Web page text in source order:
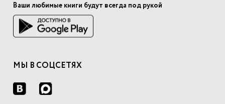
Ваши любимые книги будут всегда под рукой
МЫ В СОЦСЕТЯХ